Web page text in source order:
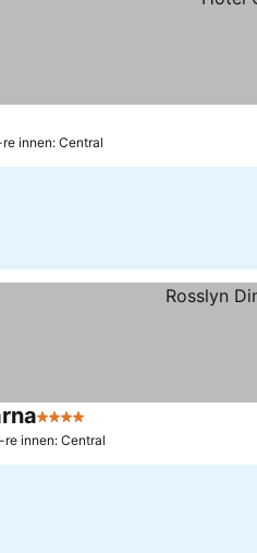
re innen: Central
4 Kategória
innen: Central